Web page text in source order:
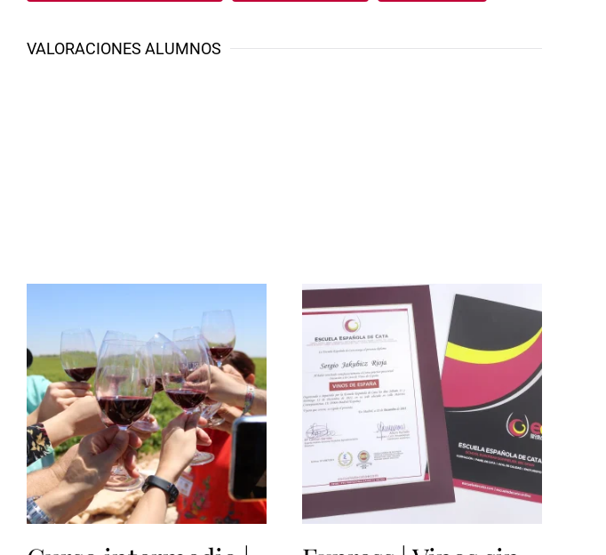
VALORACIONES ALUMNOS